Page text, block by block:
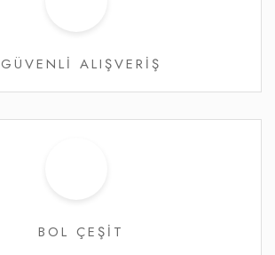
GÜVENLİ ALIŞVERİŞ
BOL ÇEŞİT